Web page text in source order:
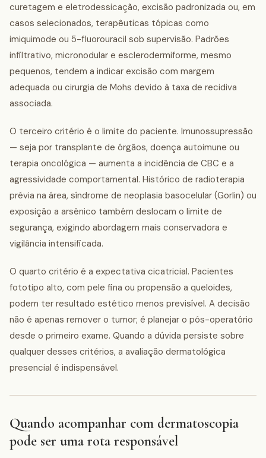
curetagem e eletrodessicação, excisão padronizada ou, em
casos selecionados, terapêuticas tópicas como
imiquimode ou 5-fluorouracil sob supervisão. Padrões
infiltrativo, micronodular e esclerodermiforme, mesmo
pequenos, tendem a indicar excisão com margem
adequada ou cirurgia de Mohs devido à taxa de recidiva
associada.
O terceiro critério é o limite do paciente. Imunossupressão
— seja por transplante de órgãos, doença autoimune ou
terapia oncológica — aumenta a incidência de CBC e a
agressividade comportamental. Histórico de radioterapia
prévia na área, síndrome de neoplasia basocelular (Gorlin) ou
exposição a arsênico também deslocam o limite de
segurança, exigindo abordagem mais conservadora e
vigilância intensificada.
O quarto critério é a expectativa cicatricial. Pacientes
fototipo alto, com pele fina ou propensão a queloides,
podem ter resultado estético menos previsível. A decisão
não é apenas remover o tumor; é planejar o pós-operatório
desde o primeiro exame. Quando a dúvida persiste sobre
qualquer desses critérios, a avaliação dermatológica
presencial é indispensável.
Quando acompanhar com dermatoscopia
pode ser uma rota responsável